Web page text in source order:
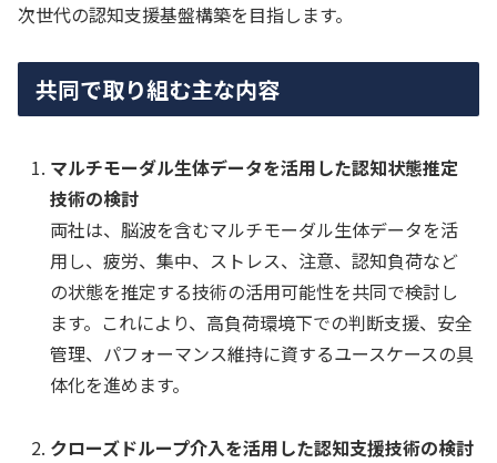
次世代の認知支援基盤構築を目指します。
共同で取り組む主な内容
マルチモーダル生体データを活用した認知状態推定
技術の検討
両社は、脳波を含むマルチモーダル生体データを活
用し、疲労、集中、ストレス、注意、認知負荷など
の状態を推定する技術の活用可能性を共同で検討し
ます。これにより、高負荷環境下での判断支援、安全
管理、パフォーマンス維持に資するユースケースの具
体化を進めます。
クローズドループ介入を活用した認知支援技術の検討